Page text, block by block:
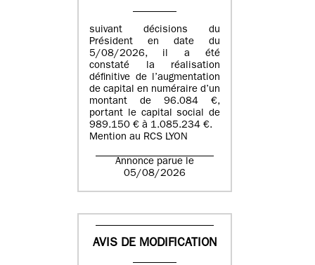
suivant décisions du
Président en date du
5/08/2026, il a été
constaté la réalisation
définitive de l’augmentation
de capital en numéraire d’un
montant de 96.084 €,
portant le capital social de
989.150 € à 1.085.234 €.
Mention au RCS LYON
Annonce parue le
05/08/2026
AVIS DE MODIFICATION